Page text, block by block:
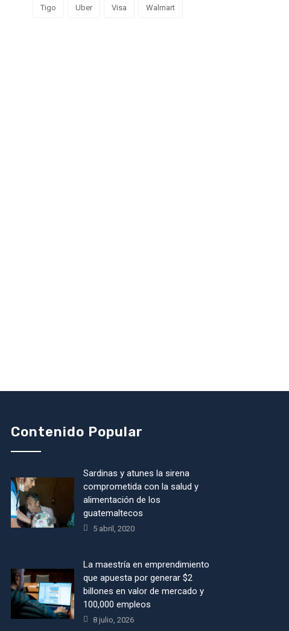
Tigo Uber Visa Walmart
Contenido Popular
Sardinas y atunes la sirena
comprometida con la salud y
alimentación de los
guatemaltecos
5 abril, 2020
La maestría en emprendimiento
que apuesta por generar $2
billones en valor de mercado y
100,000 empleos
8 julio, 2026